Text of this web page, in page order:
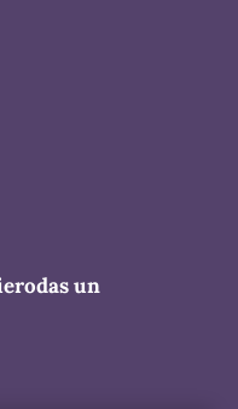
un